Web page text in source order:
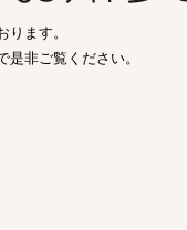
ます。
非ご覧ください。